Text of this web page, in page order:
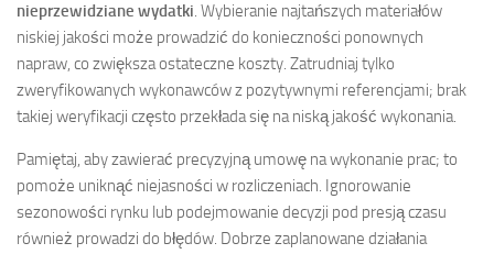
nieprzewidziane wydatki. Wybieranie najtańszych materiałów
niskiej jakości może prowadzić do konieczności ponownych
napraw, co zwiększa ostateczne koszty. Zatrudniaj tylko
zweryfikowanych wykonawców z pozytywnymi referencjami; brak
takiej weryfikacji często przekłada się na niską jakość wykonania.
Pamiętaj, aby zawierać precyzyjną umowę na wykonanie prac; to
pomoże uniknąć niejasności w rozliczeniach. Ignorowanie
sezonowości rynku lub podejmowanie decyzji pod presją czasu
również prowadzi do błędów. Dobrze zaplanowane działania